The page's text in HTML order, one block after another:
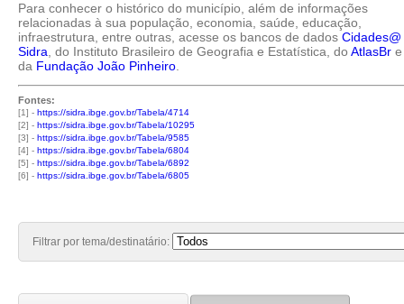
Para conhecer o histórico do município, além de informações
relacionadas à sua população, economia, saúde, educação,
infraestrutura, entre outras, acesse os bancos de dados Cidades@
Sidra , do Instituto Brasileiro de Geografia e Estatística, doAtlasBr e
da Fundação João Pinheiro
Fontes:
[1] - https://sidra.ibge.gov.br/Tabela/4714
[2] - https://sidra.ibge.gov.br/Tabela/10295
[3] - https://sidra.ibge.gov.br/Tabela/9585
[4] - https://sidra.ibge.gov.br/Tabela/6804
[5] - https://sidra.ibge.gov.br/Tabela/6892
[6] - https://sidra.ibge.gov.br/Tabela/6805
Filtrar por tema/destinatário: